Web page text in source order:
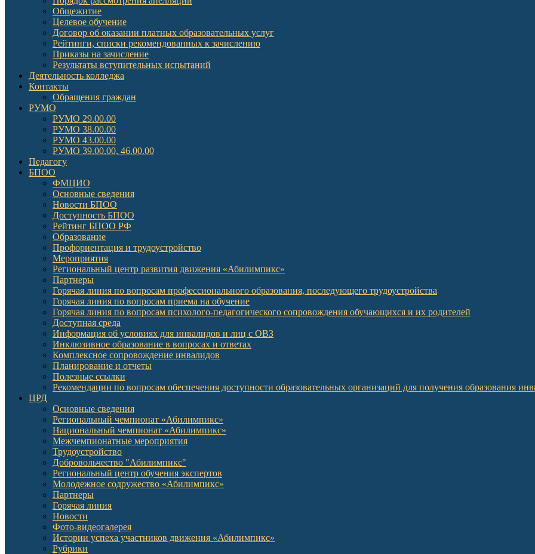
Общежитие
Целевое обучение
Договор об оказании платных образовательных услуг
Рейтинги, списки рекомендованных к зачислению
Приказы на зачисление
Результаты вступительных испытаний
Деятельность колледжа
Контакты
Обращения граждан
РУМО
РУМО 29.00.00
РУМО 38.00.00
РУМО 43.00.00
РУМО 39.00.00, 46.00.00
Педагогу
БПОО
ФМЦИО
Основные сведения
Новости БПОО
Доступность БПОО
Рейтинг БПОО РФ
Образование
Профориентация и трудоустройство
Мероприятия
Региональный центр развития движения «Абилимпикс»
Партнеры
Горячая линия по вопросам профессионального образования, последующего трудоустройства
Горячая линия по вопросам приема на обучение
Горячая линия по вопросам психолого-педагогического сопровождения обучающихся и их родителей
Доступная среда
Информация об условиях для инвалидов и лиц с ОВЗ
Инклюзивное образование в вопросах и ответах
Комплексное сопровождение инвалидов
Планирование и отчеты
Полезные ссылки
Рекомендации по вопросам обеспечения доступности образовательных организаций для получения образования
ЦРД
Основные сведения
Региональный чемпионат «Абилимпикс»
Национальный чемпионат «Абилимпикс»
Межчемпионатные мероприятия
Трудоустройство
Добровольчество "Абилимпикс"
Региональный центр обучения экспертов
Молодежное содружество «Абилимпикс»
Партнеры
Горячая линия
Новости
Фото-видеогалерея
Истории успеха участников движения «Абилимпикс»
Рубрики